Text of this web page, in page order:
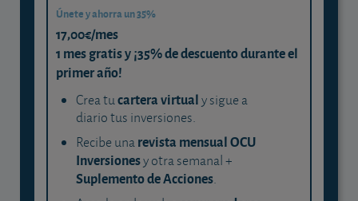
Únete y ahorra un 35%
17,00€/mes
1 mes gratis y ¡35% de descuento durante el
primer año!
Crea tucartera virtualy sigue a
diario tus inversiones.
Recibe unarevista mensual OCU
Inversionesy otra semanal +
Suplemento de Acciones.